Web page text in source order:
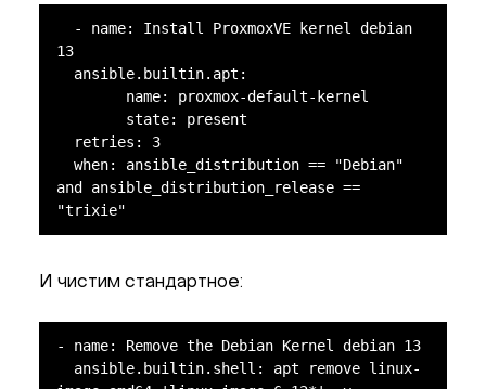
13
and ansible_distribution_release ==
"trixie"
И чистим стандартное:
- name: Remove the Debian Kernel debian 13